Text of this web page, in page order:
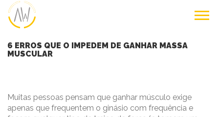
6 ERROS QUE O IMPEDEM DE GANHAR MASSA
MUSCULAR
Muitas pessoas pensam que ganhar músculo exige
apenas que frequentem o ginásio com frequência e